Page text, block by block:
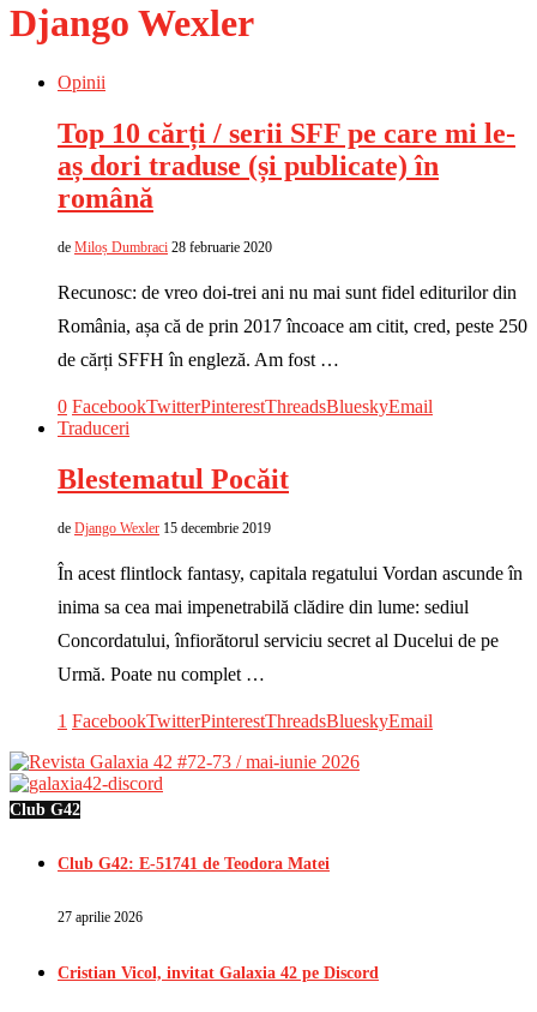
Django Wexler
Opinii
Top 10 cărți / serii SFF pe care mi le-
aș dori traduse (și publicate) în
română
de Miloș Dumbraci 28 februarie 2020
Recunosc: de vreo doi-trei ani nu mai sunt fidel editurilor din
România, așa că de prin 2017 încoace am citit, cred, peste 250
de cărți SFFH în engleză. Am fost …
0 FacebookTwitterPinterestThreadsBlueskyEmail
Traduceri
Blestematul Pocăit
de Django Wexler 15 decembrie 2019
În acest flintlock fantasy, capitala regatului Vordan ascunde în
inima sa cea mai impenetrabilă clădire din lume: sediul
Concordatului, înfiorătorul serviciu secret al Ducelui de pe
Urmă. Poate nu complet …
1 FacebookTwitterPinterestThreadsBlueskyEmail
Club G42
Club G42: E-51741 de Teodora Matei
27 aprilie 2026
Cristian Vicol, invitat Galaxia 42 pe Discord